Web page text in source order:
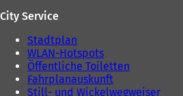
City Service
Stadtplan
WLAN-Hotspots
Öffentliche Toiletten
Fahrplanauskunft
Still- und Wickelwegweiser